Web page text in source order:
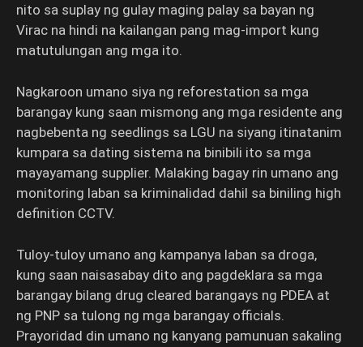
nito sa suplay ng gulay maging palay sa bayan ng
Virac na hindi na kailangan pang mag-import kung
matutulungan ang mga ito.
Nagkaroon umano siya ng reforestation sa mga
barangay kung saan mismong ang mga residente ang
nagbebenta ng seedlings sa LGU na siyang itinatanim
kumpara sa dating sistema na binibili ito sa mga
mayayamang supplier. Malaking bagay rin umano ang
monitoring laban sa kriminalidad dahil sa biniling high
definition CCTV.
Tuloy-tuloy umano ang kampanya laban sa droga,
kung saan naisasabay dito ang pagdeklara sa mga
barangay bilang drug cleared barangays ng PDEA at
ng PNP sa tulong ng mga barangay officials.
Prayoridad din umano ng kanyang pamunuan sakaling